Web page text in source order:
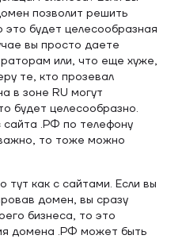
позволит решить
будет целесообразная
вы просто даете
или, что еще хуже,
те, кто прозевал
в зоне RU могут
будет целесообразно.
сайта .РФ по телефону
то тоже можно
тут как с сайтами. Если вы
домен, вы сразу
бизнеса, то это
домена .РФ может быть